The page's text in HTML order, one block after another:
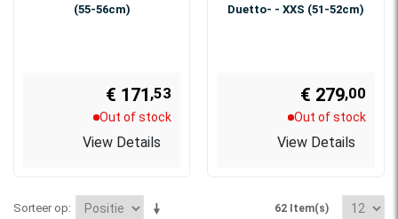
(55-56cm)
€ 171,53
Out of stock
View Details
Duetto- - XXS (51-52cm)
€ 279,00
Out of stock
View Details
Sorteer op 62 Item(s)